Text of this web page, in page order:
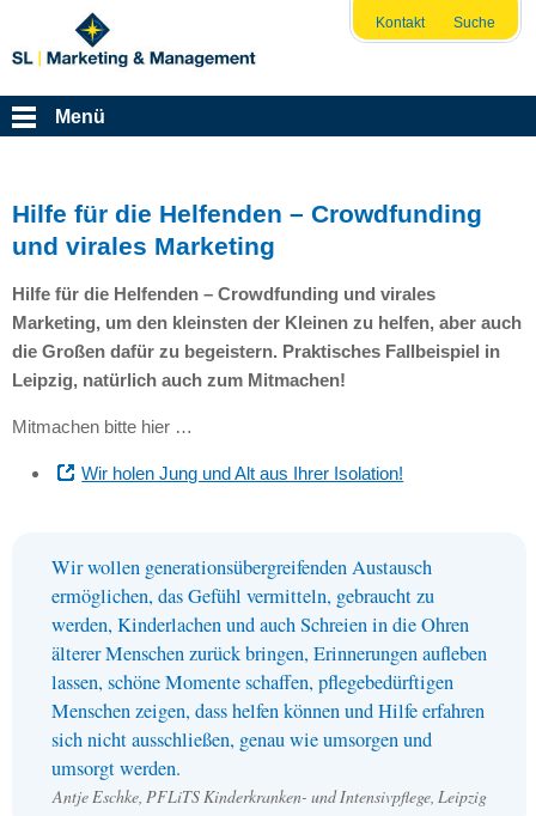
Kontakt Suche
Menü
Hilfe für die Helfenden – Crowdfunding
und virales Marketing
Hilfe für die Helfenden – Crowdfunding und virales
Marketing, um den kleinsten der Kleinen zu helfen, aber auch
die Großen dafür zu begeistern. Praktisches Fallbeispiel in
Leipzig, natürlich auch zum Mitmachen!
Mitmachen bitte hier …
Wir holen Jung und Alt aus Ihrer Isolation!
Wir wollen generationsübergreifenden Austausch
ermöglichen, das Gefühl vermitteln, gebraucht zu
werden, Kinderlachen und auch Schreien in die Ohren
älterer Menschen zurück bringen, Erinnerungen aufleben
lassen, schöne Momente schaffen, pflegebedürftigen
Menschen zeigen, dass helfen können und Hilfe erfahren
sich nicht ausschließen, genau wie umsorgen und
umsorgt werden.
Antje Eschke,PFLiTS Kinderkranken- und Intensivpflege, Leipzig